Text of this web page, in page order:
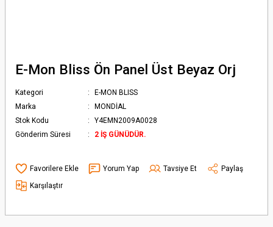
E-Mon Bliss Ön Panel Üst Beyaz Orj
Kategori
E-MON BLISS
Marka
MONDİAL
Stok Kodu
Y4EMN2009A0028
Gönderim Süresi
2 İŞ GÜNÜDÜR.
Yorum Yap Tavsiye Et
Paylaş
Karşılaştır